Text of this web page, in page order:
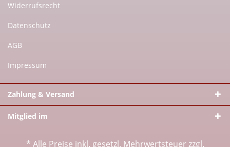
Widerrufsrecht
Datenschutz
AGB
Impressum
Zahlung & Versand
Mitglied im
* Alle Preise inkl. gesetzl. Mehrwertsteuer zzgl.